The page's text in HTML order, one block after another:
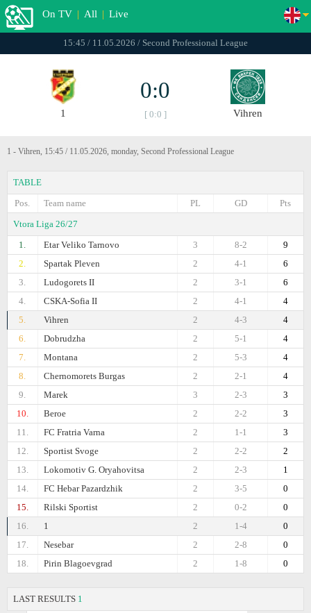
On TV | All | Live
15:45 / 11.05.2026 / Second Professional League
1
0:0
[ 0:0 ] Vihren
1 - Vihren, 15:45 / 11.05.2026, monday, Second Professional League
TABLE
Pos.
Team name Pts
GD
PL
Vtora Liga 26/27
1.
Etar Veliko Tarnovo 9
8-2
3
2.
Spartak Pleven 6
4-1
2
3.
Ludogorets II 6
3-1
2
4.
CSKA-Sofiа II 4
4-1
2
5.
Vihren 4
4-3
2
6.
Dobrudzha 4
5-1
2
7.
Montana 4
5-3
2
8.
Chernomorets Burgas 4
2-1
2
9.
Marek 3
2-3
3
10.
Beroe 3
2-2
2
11.
FC Fratria Varna 3
1-1
2
12.
Sportist Svoge 2
2-2
2
13.
Lokomotiv G. Oryahovitsa 1
2-3
2
14.
FC Hebar Pazardzhik 0
3-5
2
15.
Rilski Sportist 0
0-2
2
16.
1 0
1-4
2
17.
Nesebar 0
2-8
2
18.
Pirin Blagoevgrad 0
1-8
2
LAST RESULTS 1